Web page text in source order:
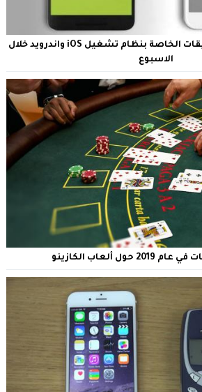
تعرف على أفضل التطبيقات الخاصة بنظام تشغيل iOS واندرويد خلال
الاسبوع
ألعاب الكازينو